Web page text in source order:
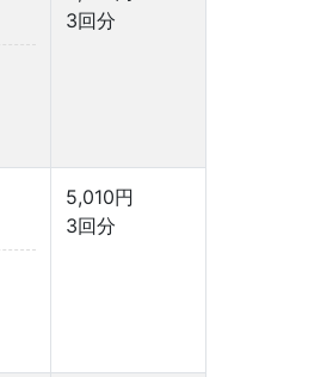
3回分
5,010円
3回分